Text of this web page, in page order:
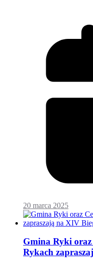
20 marca 2025
Gmina Ryki
Rykach